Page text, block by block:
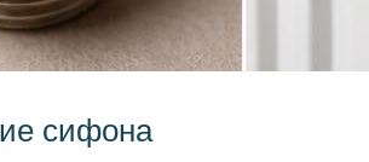
сифона